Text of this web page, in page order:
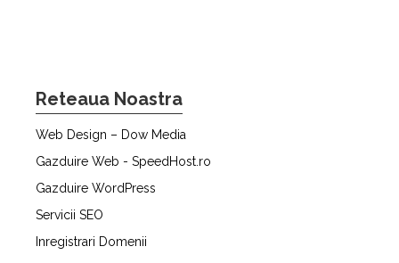
Reteaua Noastra
Web Design – Dow Media
Gazduire Web - SpeedHost.ro
Gazduire WordPress
Servicii SEO
Inregistrari Domenii